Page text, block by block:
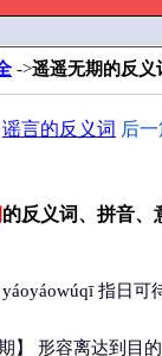
->遥遥无期的反
谣言的反义词 后一
的反义词、拼音、
指日可
】 形容离达到目